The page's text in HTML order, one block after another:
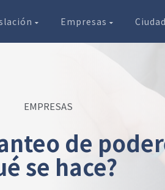
Empresas
EMPRESAS
de
se hace?